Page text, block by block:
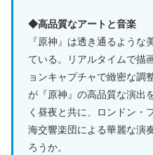
◆高品質なアートと音楽
『原神』は透き通るよう
ている。リアルタイムで描
ョンキャプチャで緻密な調
が『原神』の高品質な演出
く昼夜と共に、ロンドン・
海交響楽団による華麗な演
ろうか。